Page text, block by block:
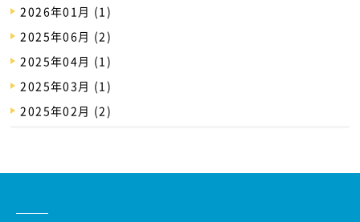
2026年01月 (1)
2025年06月 (2)
2025年04月 (1)
2025年03月 (1)
2025年02月 (2)